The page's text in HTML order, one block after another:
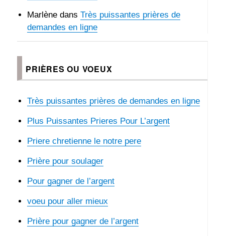
Marlène dansTrès puissantes prières de
demandes en ligne
PRIÈRES OU VOEUX
Très puissantes prières de demandes en ligne
Plus Puissantes Prieres Pour L’argent
Priere chretienne le notre pere
Prière pour soulager
Pour gagner de l’argent
voeu pour aller mieux
Prière pour gagner de l’argent